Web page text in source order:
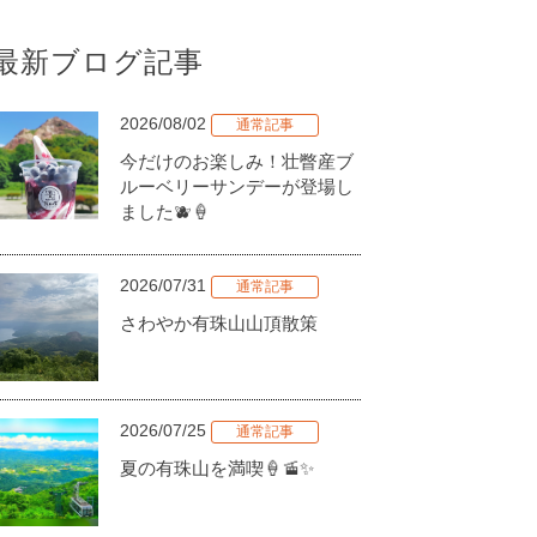
新ブログ記事
2026/08/02 通常記事
今だけのお楽しみ！壮瞥産ブ
ルーベリーサンデーが登場し
ました🫐🍦
2026/07/31 通常記事
さわやか有珠山山頂散策
2026/07/25 通常記事
夏の有珠山を満喫🍦🚡✨